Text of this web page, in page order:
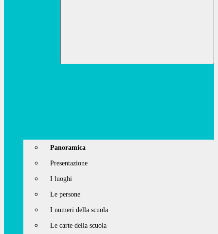
Panoramica
Presentazione
I luoghi
Le persone
I numeri della scuola
Le carte della scuola